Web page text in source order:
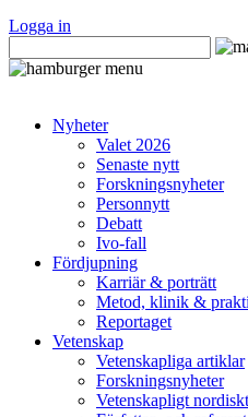
Logga in
Nyheter
Valet 2026
Senaste nytt
Forskningsnyheter
Personnytt
Debatt
Ivo-fall
Fördjupning
Karriär & porträtt
Metod, klinik &
Reportaget
Vetenskap
Vetenskapliga artiklar
Forskningsnyheter
Vetenskapligt